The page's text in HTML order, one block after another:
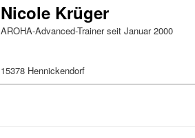
Nicole Krüger
AROHA-Advanced-Trainer seit Januar 2000
15378 Hennickendorf